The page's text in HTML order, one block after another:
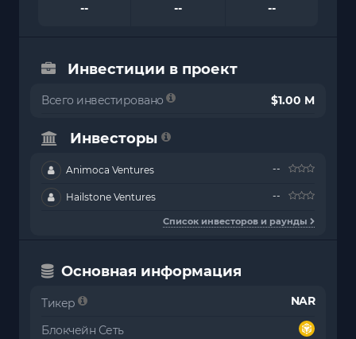
--
--
--
Инвестиции в проект
Всего инвестировано $1.00 M
Инвесторы
Animoca Ventures --
Hailstone Ventures --
Список инвесторов и раунды
Основная информация
Тикер NAR
Блокчейн Сеть